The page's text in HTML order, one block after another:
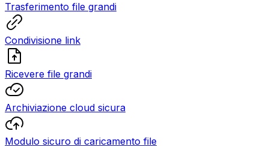
Trasferimento file grandi
Condivisione link
Ricevere file grandi
Archiviazione cloud sicura
Modulo sicuro di caricamento file